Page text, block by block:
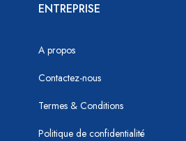
ENTREPRISE
A propos
Contactez-nous
Termes & Conditions
Politique de confidentialité